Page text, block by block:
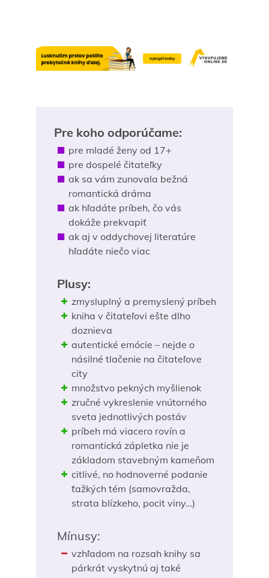
Pre koho odporúčame:
pre mladé ženy od 17+
pre dospelé čitateľky
ak sa vám zunovala bežná
romantická dráma
ak hľadáte príbeh, čo vás
dokáže prekvapiť
ak aj v oddychovej literatúre
hľadáte niečo viac
Plusy:
zmysluplný a premyslený príbeh
kniha v čitateľovi ešte dlho
doznieva
autentické emócie – nejde o
násilné tlačenie na čitateľove
city
množstvo pekných myšlienok
zručné vykreslenie vnútorného
sveta jednotlivých postáv
príbeh má viacero rovín a
romantická zápletka nie je
základom stavebným kameňom
citlivé, no hodnoverné podanie
ťažkých tém (samovražda,
strata blízkeho, pocit viny…)
Mínusy:
vzhľadom na rozsah knihy sa
párkrát vyskytnú aj také